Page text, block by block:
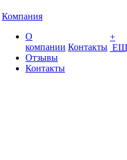
Компания
О
компании
Отзывы
Контакты
Контакты
+